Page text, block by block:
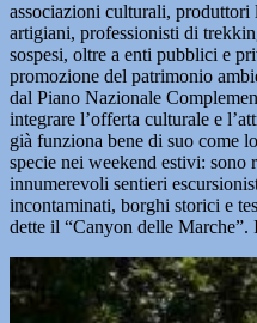
associazioni culturali,
artigiani, professionisti di
sospesi, oltre a enti pubblici e
promozione del patrimonio
dal Piano Nazionale
integrare l’offerta culturale e
già funziona bene di suo come
specie nei weekend estivi:
innumerevoli sentieri
incontaminati, borghi storici e
dette il “Canyon delle